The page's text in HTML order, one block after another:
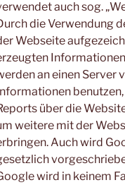
auch sog.
die Verwendung
Webseite
an einen Server
über die
weitere mit der
Auch wird
wird in keinem